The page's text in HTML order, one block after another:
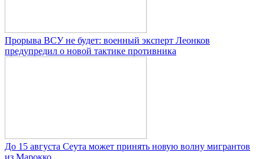
Прорыва ВСУ не будет: военный эксперт Леонков
предупредил о новой тактике противника
До 15 августа Сеута может принять новую волну мигрантов